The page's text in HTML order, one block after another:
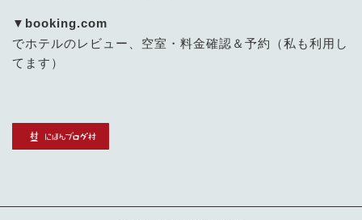
▼ booking.com
でホテルのレビュー、空室・料金確認＆予約（私も利用し
てます）